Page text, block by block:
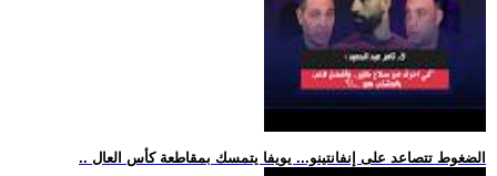
.. الضغوط تتصاعد على إنفانتينو... يويفا يتمسك بمقاطعة كأس العال